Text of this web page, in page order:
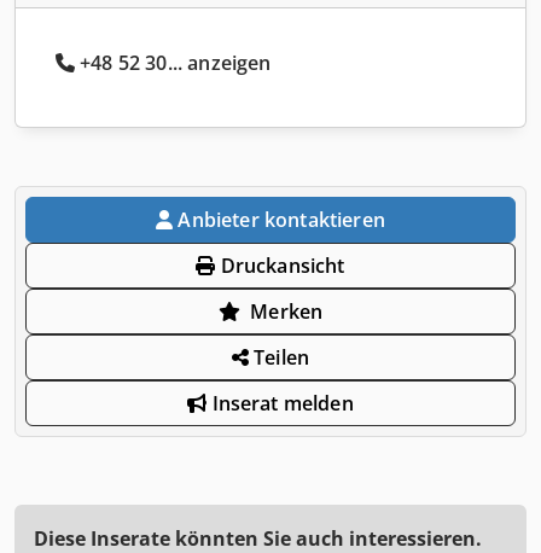
+48 52 30... anzeigen
Anbieter kontaktieren
Druckansicht
Merken
Teilen
Inserat melden
Diese Inserate könnten Sie auch interessieren.